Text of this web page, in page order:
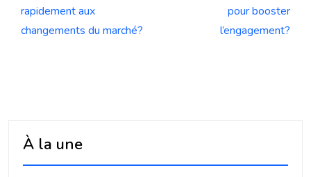
rapidement aux
changements du marché?
pour booster
l’engagement?
À la une